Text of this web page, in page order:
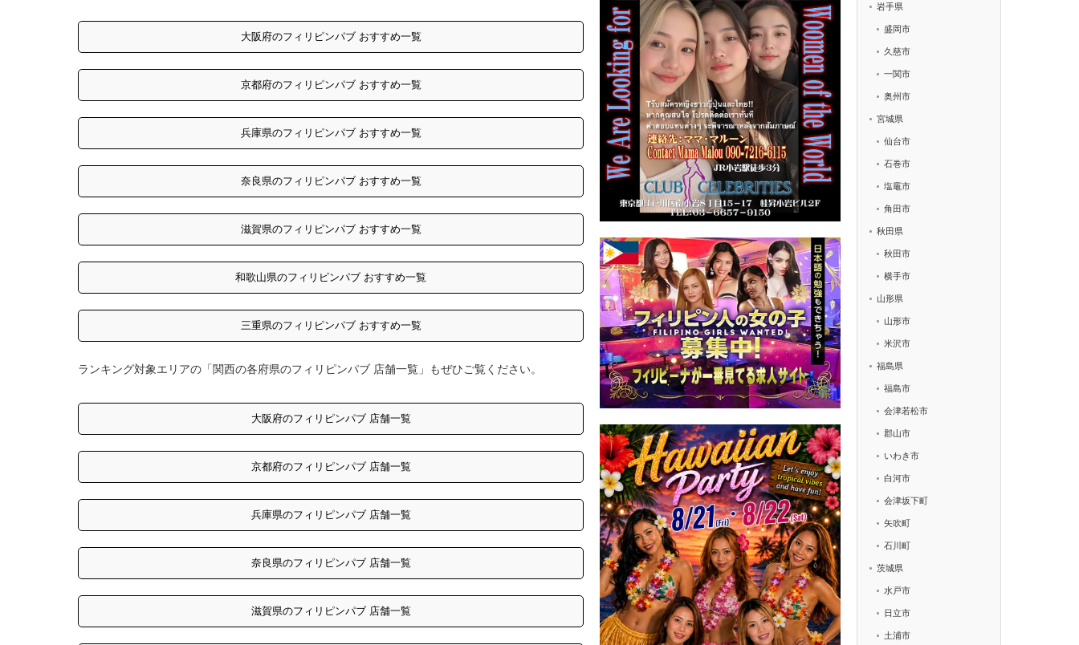
大阪府のフィリピンパブ おすすめ一覧
京都府のフィリピンパブ おすすめ一覧
兵庫県のフィリピンパブ おすすめ一覧
奈良県のフィリピンパブ おすすめ一覧
滋賀県のフィリピンパブ おすすめ一覧
和歌山県のフィリピンパブ おすすめ一覧
三重県のフィリピンパブ おすすめ一覧
ランキング対象エリアの「関西の各府県のフィリピンパブ 店舗一覧」もぜひご覧ください。
大阪府のフィリピンパブ 店舗一覧
京都府のフィリピンパブ 店舗一覧
兵庫県のフィリピンパブ 店舗一覧
奈良県のフィリピンパブ 店舗一覧
滋賀県のフィリピンパブ 店舗一覧
岩手県
盛岡市
久慈市
一関市
奥州市
宮城県
仙台市
石巻市
塩竈市
角田市
秋田県
秋田市
横手市
山形県
山形市
米沢市
福島県
福島市
会津若松市
郡山市
いわき市
白河市
会津坂下町
矢吹町
石川町
茨城県
水戸市
日立市
土浦市